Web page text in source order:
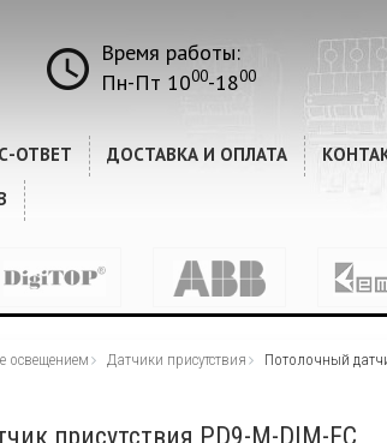
Время работы:
Пн-Пт 1000-1800
ОТВЕТ ДОСТАВКА И ОПЛАТА
освещением Датчики присутствия Потолочный
присутствия PD9-M-DIM-FC